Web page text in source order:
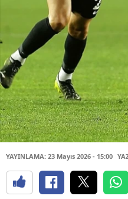
YAYINLAMA: 23 Mayıs 2026 - 15:00